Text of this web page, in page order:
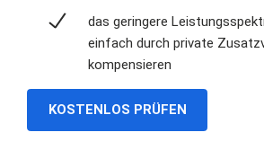
das geringere
einfach durch private
kompensieren
KOSTENLOS PRÜFEN